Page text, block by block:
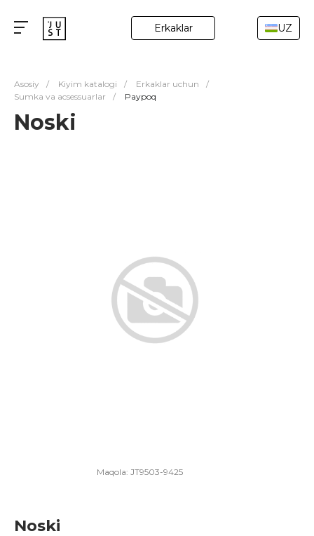
Erkaklar UZ
Asosiy / Kiyim katalogi / Erkaklar uchun
/
Sumka va acsessuarlar
/ Paypoq
Noski
Maqola: JT9503-9425
Noski